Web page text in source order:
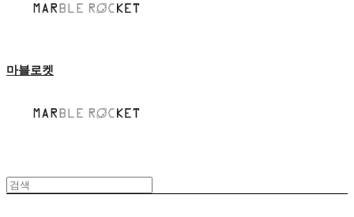
마블로켓